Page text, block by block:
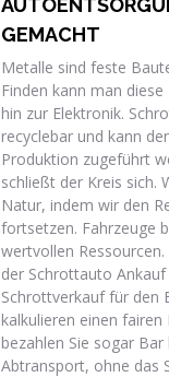
GEMACHT
Metalle sind feste
Finden kann man
hin zur Elektronik.
recyclebar und kann
Produktion zugeführt
schließt der Kreis sich.
Natur, indem wir den
fortsetzen. Fahrzeuge
wertvollen
der Schrottauto Ankauf
Schrottverkauf für den
kalkulieren einen fairen
bezahlen Sie sogar Bar
Abtransport, ohne das